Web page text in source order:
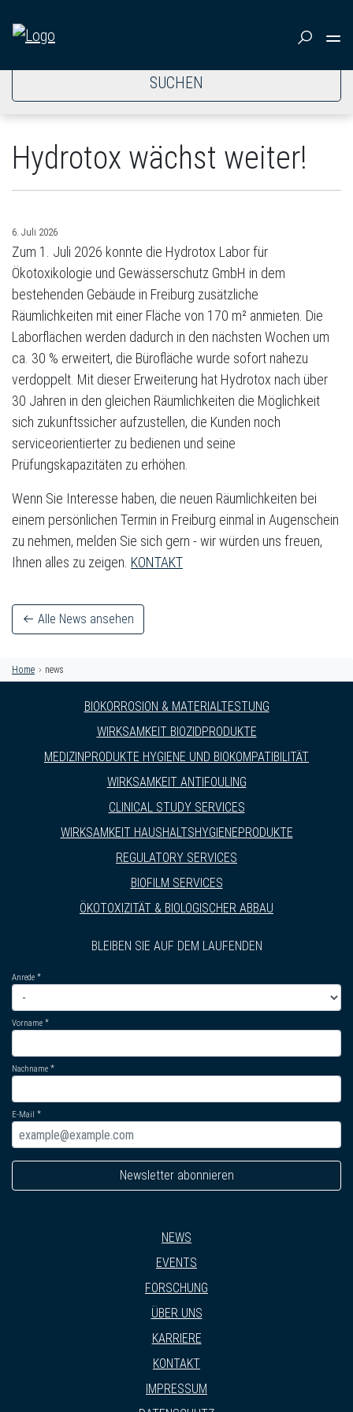
SUCHEN
Hydrotox wächst weiter!
6. Juli 2026
Zum 1. Juli 2026 konnte die Hydrotox Labor für
Ökotoxikologie und Gewässerschutz GmbH in dem
bestehenden Gebäude in Freiburg zusätzliche
Räumlichkeiten mit einer Fläche von 170 m² anmieten. Die
Laborflächen werden dadurch in den nächsten Wochen um
ca. 30 % erweitert, die Bürofläche wurde sofort nahezu
verdoppelt. Mit dieser Erweiterung hat Hydrotox nach über
30 Jahren in den gleichen Räumlichkeiten die Möglichkeit
sich zukunftssicher aufzustellen, die Kunden noch
serviceorientierter zu bedienen und seine
Prüfungskapazitäten zu erhöhen.
Wenn Sie Interesse haben, die neuen Räumlichkeiten bei
einem persönlichen Termin in Freiburg einmal in Augenschein
zu nehmen, melden Sie sich gern - wir würden uns freuen,
Ihnen alles zu zeigen. KONTAKT
Alle News ansehen
Home news
BIOKORROSION & MATERIALTESTUNG
WIRKSAMKEIT BIOZIDPRODUKTE
MEDIZINPRODUKTE HYGIENE UND BIOKOMPATIBILITÄT
WIRKSAMKEIT ANTIFOULING
CLINICAL STUDY SERVICES
WIRKSAMKEIT HAUSHALTSHYGIENEPRODUKTE
REGULATORY SERVICES
BIOFILM SERVICES
ÖKOTOXIZITÄT & BIOLOGISCHER ABBAU
BLEIBEN SIE AUF DEM LAUFENDEN
Anrede
Vorname
Nachname
E-Mail
Newsletter abonnieren
NEWS
EVENTS
FORSCHUNG
ÜBER UNS
KARRIERE
KONTAKT
IMPRESSUM